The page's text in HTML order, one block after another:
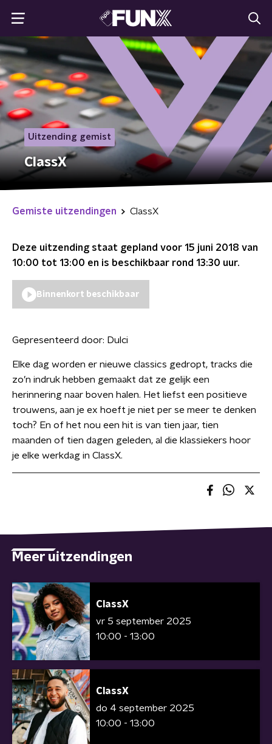
Uitzending gemist
ClassX
Gemiste uitzendingen ClassX
Deze uitzending staat gepland voor 15 juni 2018 van
10:00 tot 13:00 en is beschikbaar rond 13:30 uur.
Binnenkort beschikbaar
Gepresenteerd door: Dulci
Elke dag worden er nieuwe classics gedropt, tracks die
zo’n indruk hebben gemaakt dat ze gelijk een
herinnering naar boven halen. Het liefst een positieve
trouwens, aan je ex hoeft je niet per se meer te denken
toch? En of het nou een hit is van tien jaar, tien
maanden of tien dagen geleden, al die klassiekers hoor
je elke werkdag in ClassX.
Meer uitzendingen
ClassX
vr 5 september 2025
10:00 - 13:00
ClassX
do 4 september 2025
10:00 - 13:00